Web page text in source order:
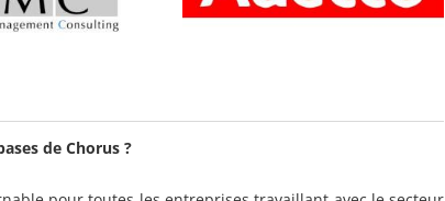
de Chorus ?